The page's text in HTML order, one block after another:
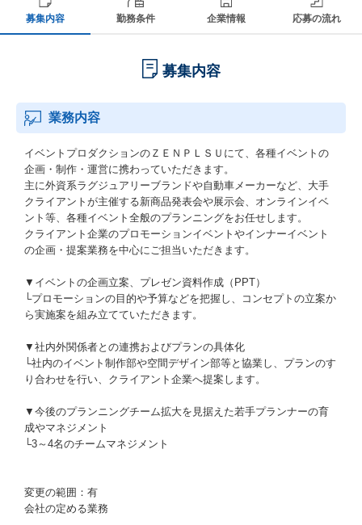
募集内容 勤務条件 企業情報 応募の流れ
募集内容
業務内容
イベントプロダクションのＺＥＮＰＬＳＵにて、各種イベントの
企画・制作・運営に携わっていただきます。
主に外資系ラグジュアリーブランドや自動車メーカーなど、大手
クライアントが主催する新商品発表会や展示会、オンラインイベ
ント等、各種イベント全般のプランニングをお任せします。
クライアント企業のプロモーションイベントやインナーイベント
の企画・提案業務を中心にご担当いただきます。
▼イベントの企画立案、プレゼン資料作成（PPT）
└プロモーションの目的や予算などを把握し、コンセプトの立案か
ら実施案を組み立てていただきます。
▼社内外関係者との連携およびプランの具体化
└社内のイベント制作部や空間デザイン部等と協業し、プランのす
り合わせを行い、クライアント企業へ提案します。
▼今後のプランニングチーム拡大を見据えた若手プランナーの育
成やマネジメント
└3～4名のチームマネジメント
変更の範囲：有
会社の定める業務